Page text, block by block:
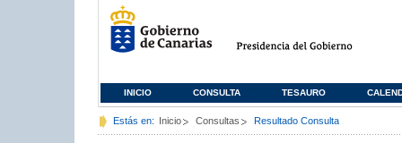
INICIO CONSULTA TESAURO
Estás en: Inicio Consultas Resultado Consulta